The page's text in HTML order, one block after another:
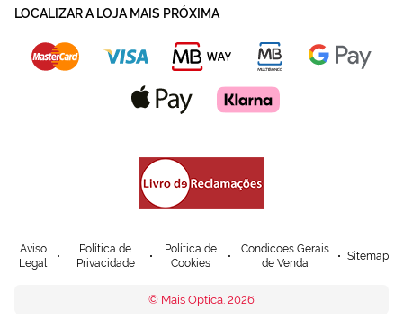
LOCALIZAR A LOJA MAIS PRÓXIMA
Aviso
Legal
Política de
Privacidade
Política de
Cookies
Condicoes Gerais
de Venda
Sitemap
© Mais Optica. 2026